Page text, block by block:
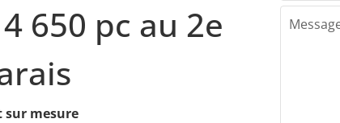
650 pc au 2e
sur mesure